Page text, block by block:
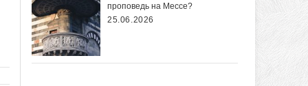
проповедь на Мессе?
25.06.2026